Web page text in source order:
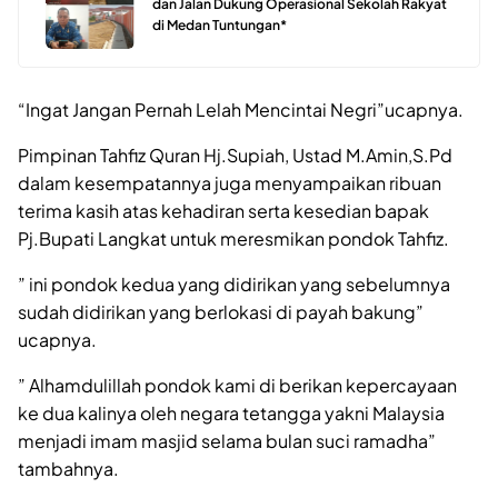
dan Jalan Dukung Operasional Sekolah Rakyat
di Medan Tuntungan*
“Ingat Jangan Pernah Lelah Mencintai Negri”ucapnya.
Pimpinan Tahfiz Quran Hj.Supiah, Ustad M.Amin,S.Pd
dalam kesempatannya juga menyampaikan ribuan
terima kasih atas kehadiran serta kesedian bapak
Pj.Bupati Langkat untuk meresmikan pondok Tahfiz.
” ini pondok kedua yang didirikan yang sebelumnya
sudah didirikan yang berlokasi di payah bakung”
ucapnya.
” Alhamdulillah pondok kami di berikan kepercayaan
ke dua kalinya oleh negara tetangga yakni Malaysia
menjadi imam masjid selama bulan suci ramadha”
tambahnya.